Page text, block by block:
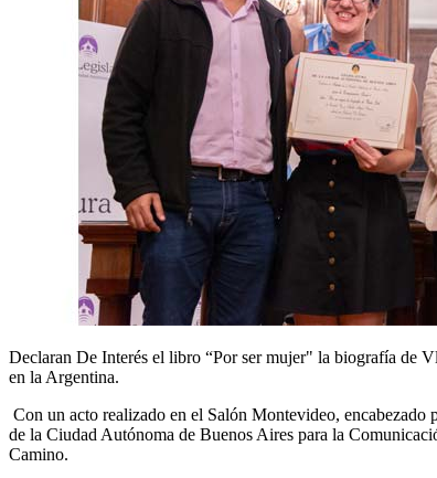
Declaran De Interés el libro “Por ser mujer" la biografía de
en la Argentina.
Con un acto realizado en el Salón Montevideo,
de la Ciudad Autónoma de Buenos Aires para la
Camino.